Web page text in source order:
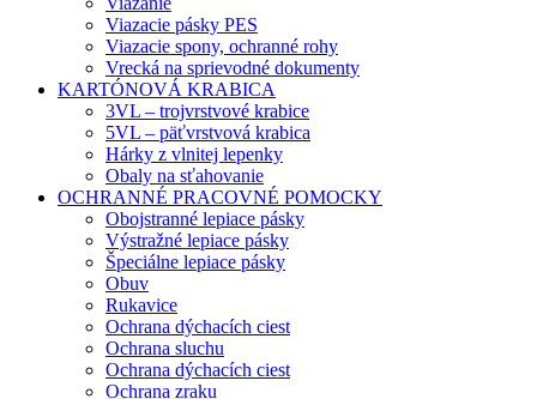
Viazacie pásky PES
Viazacie spony, ochranné rohy
Vrecká na sprievodné dokumenty
KARTÓNOVÁ KRABICA
3VL – trojvrstvové krabice
5VL – päťvrstvová krabica
Hárky z vlnitej lepenky
Obaly na sťahovanie
OCHRANNÉ PRACOVNÉ POMOCKY
Obojstranné lepiace pásky
Výstražné lepiace pásky
Špeciálne lepiace pásky
Obuv
Rukavice
Ochrana dýchacích ciest
Ochrana sluchu
Ochrana dýchacích ciest
Ochrana zraku